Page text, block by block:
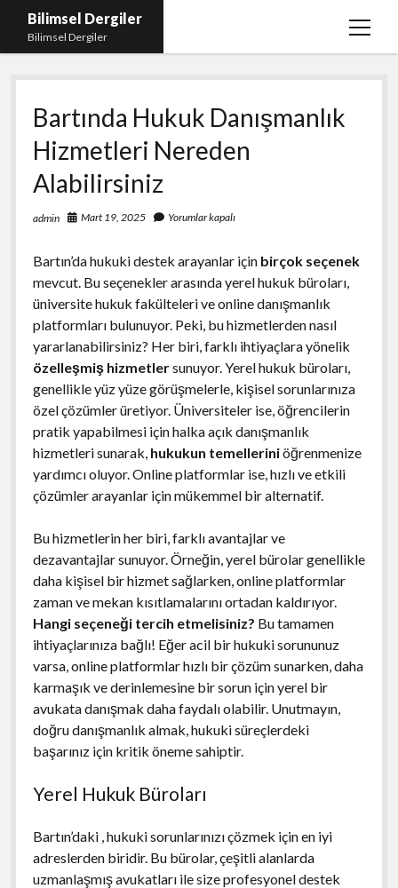
Bilimsel Dergiler
Bilimsel Dergiler
menüyü
Liste
Sayfa Listesi
Spotify Takipçi Çoğaltma
Tiktok Izlenme Arttırma Ücretsiz
Bartında Hukuk Danışmanlık
Hizmetleri Nereden
Alabilirsiniz
admin Mart 19, 2025 Yorumlar kapalı
Bartın’da hukuki destek arayanlar için birçok seçenek
mevcut. Bu seçenekler arasında yerel hukuk büroları,
üniversite hukuk fakülteleri ve online danışmanlık
platformları bulunuyor. Peki, bu hizmetlerden nasıl
yararlanabilirsiniz? Her biri, farklı ihtiyaçlara yönelik
özelleşmiş hizmetlersunuyor. Yerel hukuk büroları,
genellikle yüz yüze görüşmelerle, kişisel sorunlarınıza
özel çözümler üretiyor. Üniversiteler ise, öğrencilerin
pratik yapabilmesi için halka açık danışmanlık
hizmetleri sunarak, hukukun temelleriniöğrenmenize
yardımcı oluyor. Online platformlar ise, hızlı ve etkili
çözümler arayanlar için mükemmel bir alternatif.
Bu hizmetlerin her biri, farklı avantajlar ve
dezavantajlar sunuyor. Örneğin, yerel bürolar genellikle
daha kişisel bir hizmet sağlarken, online platformlar
zaman ve mekan kısıtlamalarını ortadan kaldırıyor.
Hangi seçeneği tercih etmelisiniz? Bu tamamen
ihtiyaçlarınıza bağlı! Eğer acil bir hukuki sorununuz
varsa, online platformlar hızlı bir çözüm sunarken, daha
karmaşık ve derinlemesine bir sorun için yerel bir
avukata danışmak daha faydalı olabilir. Unutmayın,
doğru danışmanlık almak, hukuki süreçlerdeki
başarınız için kritik öneme sahiptir.
Yerel Hukuk Büroları
Bartın’daki , hukuki sorunlarınızı çözmek için en iyi
adreslerden biridir. Bu bürolar, çeşitli alanlarda
uzmanlaşmış avukatları ile size profesyonel destek